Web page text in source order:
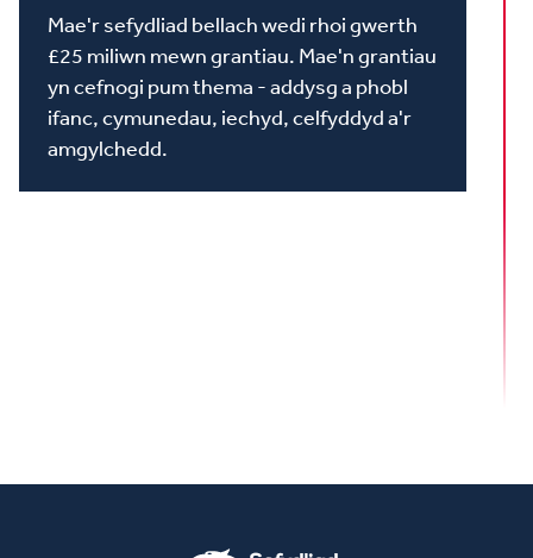
Mae'r sefydliad bellach wedi rhoi gwerth
£25 miliwn mewn grantiau. Mae'n grantiau
yn cefnogi pum thema - addysg a phobl
ifanc, cymunedau, iechyd, celfyddyd a'r
amgylchedd.